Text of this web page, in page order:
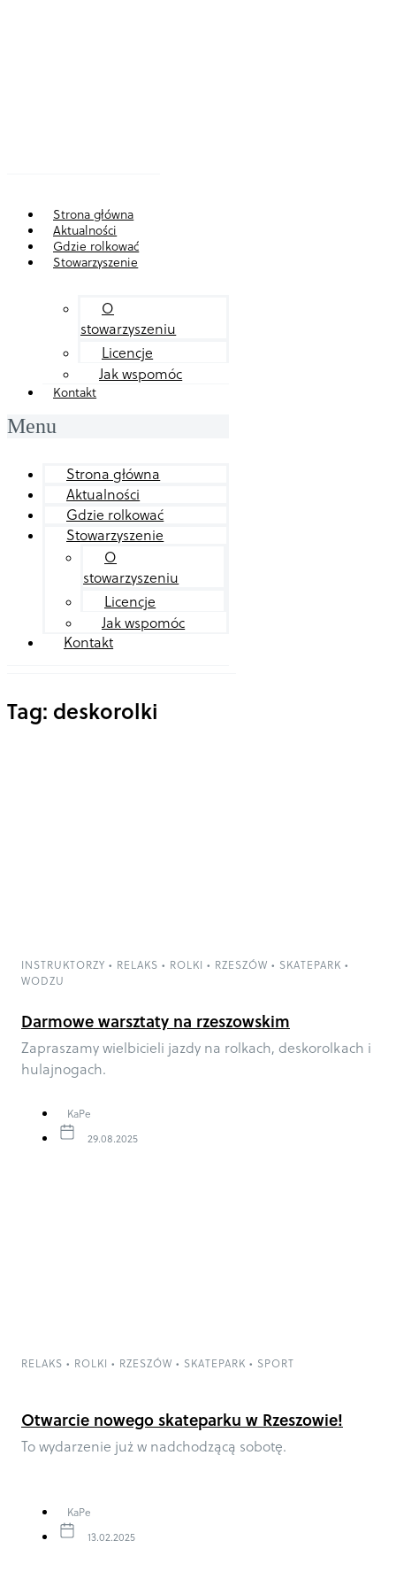
Strona główna
Aktualności
Gdzie rolkować
Stowarzyszenie
O
stowarzyszeniu
Licencje
Jak wspomóc
Kontakt
Menu
Strona główna
Aktualności
Gdzie rolkować
Stowarzyszenie
O
stowarzyszeniu
Licencje
Jak wspomóc
Kontakt
Tag: deskorolki
INSTRUKTORZY • RELAKS • ROLKI • RZESZÓW • SKATEPARK •
WODZU
Darmowe warsztaty na rzeszowskim
Skateparku!
Zapraszamy wielbicieli jazdy na rolkach, deskorolkach i
hulajnogach.
KaPe
29.08.2025
RELAKS • ROLKI • RZESZÓW • SKATEPARK • SPORT
Otwarcie nowego skateparku w Rzeszowie!
To wydarzenie już w nadchodzącą sobotę.
KaPe
13.02.2025